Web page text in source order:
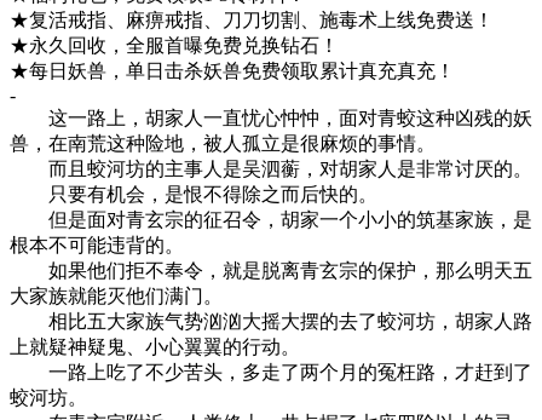
★复活戒指、麻痹戒指、刀刀切割、施毒术上线免费送！
★永久回收，全服首曝免费兑换钻石！
★每日妖兽，单日击杀妖兽免费领取累计真充真充！
-
这一路上，胡家人一直忧心忡忡，面对青蛟这种凶残的妖
兽，在南荒这种险地，被人孤立是很麻烦的事情。
而且蛟河坊的主事人是吴泗蘅，对胡家人是非常讨厌的。
只要有机会，是恨不得除之而后快的。
但是面对青玄宗的征召令，胡家一个小小的筑基家族，是
根本不可能违背的。
如果他们拒不奉令，就是脱离青玄宗的保护，那么明天五
大家族就能灭他们满门。
相比五大家族气势汹汹大摇大摆的去了蛟河坊，胡家人路
上就疑神疑鬼、小心翼翼的行动。
一路上吃了不少苦头，多走了两个月的冤枉路，才赶到了
蛟河坊。